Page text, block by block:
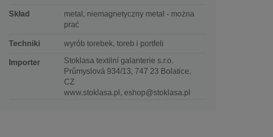
Skład
metal, niemagnetyczny metal - można
prać
Techniki wyrób torebek, toreb i portfeli
Importer
Stoklasa textilní galanterie s.r.o.
Průmyslová 934/13, 747 23 Bolatice,
CZ
www.stoklasa.pl, eshop@stoklasa.pl